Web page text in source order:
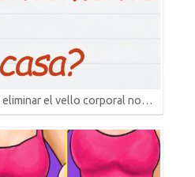
eliminar el vello corporal no…